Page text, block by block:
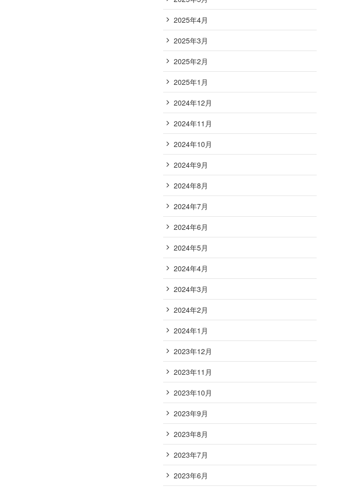
2025年4月
2025年3月
2025年2月
2025年1月
2024年12月
2024年11月
2024年10月
2024年9月
2024年8月
2024年7月
2024年6月
2024年5月
2024年4月
2024年3月
2024年2月
2024年1月
2023年12月
2023年11月
2023年10月
2023年9月
2023年8月
2023年7月
2023年6月